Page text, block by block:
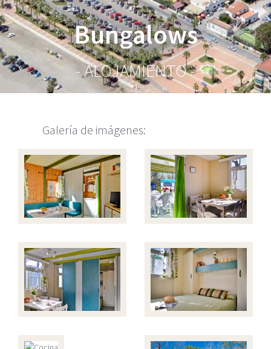
Bungalows
- ALOJAMIENTO -
Galería de imágenes: